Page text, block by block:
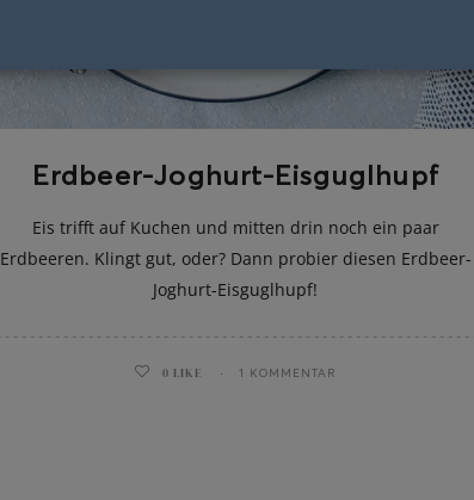
Erdbeer-Joghurt-Eisguglhupf
Eis trifft auf Kuchen und mitten drin noch ein paar
Erdbeeren. Klingt gut, oder? Dann probier diesen Erdbeer-
Joghurt-Eisguglhupf!
0 LIKE 1 KOMMENTAR